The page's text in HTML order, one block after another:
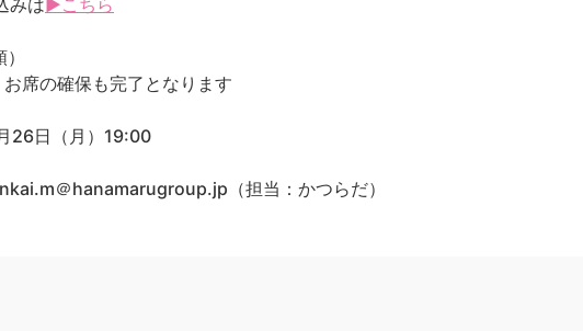
みは▶こちら
席の確保も完了となります
26日（月）19:00
＠hanamarugroup.jp（担当：かつらだ）